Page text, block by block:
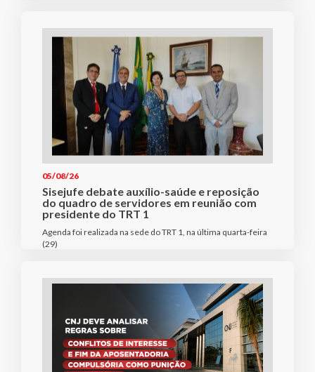
05/08/26
Sisejufe debate auxílio-saúde e reposição
do quadro de servidores em reunião com
presidente do TRT 1
Agenda foi realizada na sede do TRT 1, na última quarta-feira
(29)